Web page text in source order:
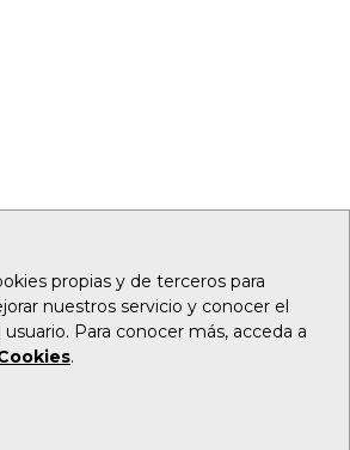
propias y de terceros para
nuestros servicio y conocer el
Para conocer más, acceda a
.